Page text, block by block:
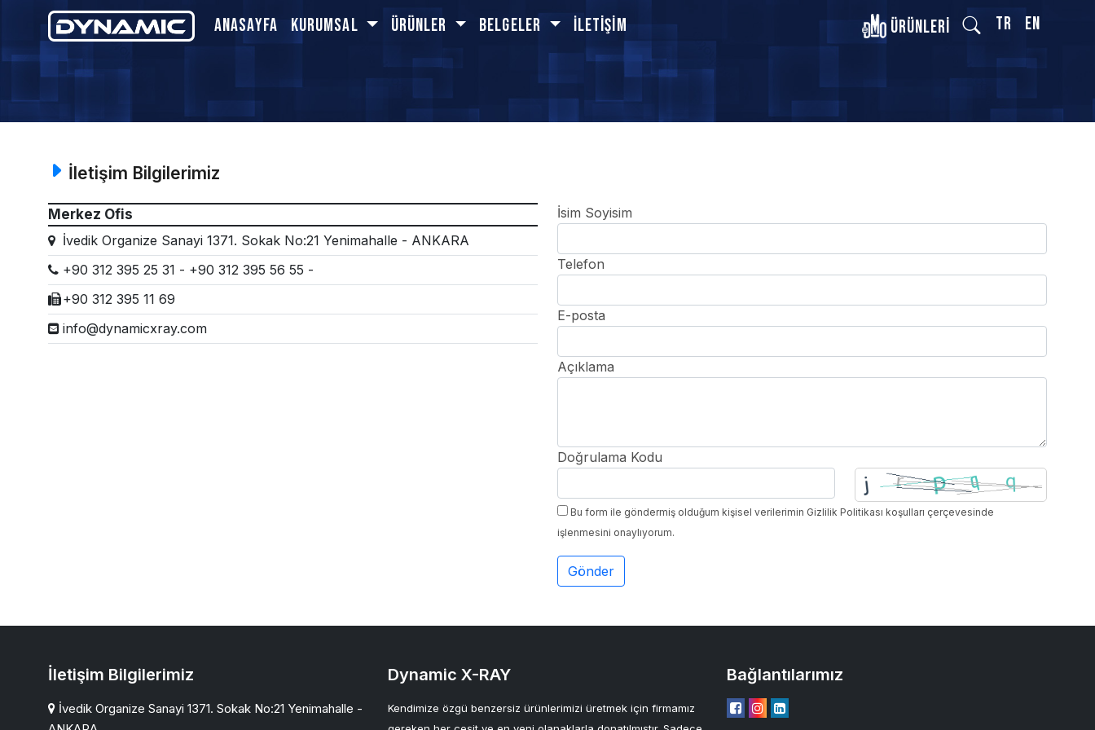
Anasayfa Kurumsal Ürünler BELGELER İletişim Ürünleri TR EN
İletişim Bilgilerimiz
Merkez Ofis
İvedik Organize Sanayi 1371. Sokak No:21 Yenimahalle - ANKARA
+90 312 395 25 31 - +90 312 395 56 55 -
+90 312 395 11 69
info@dynamicxray.com
İsim Soyisim
Telefon
E-posta
Açıklama
Doğrulama Kodu
Bu form ile göndermiş olduğum kişisel verilerimin Gizlilik Politikası koşulları çerçevesinde
işlenmesini onaylıyorum.
İletişim Bilgilerimiz
İvedik Organize Sanayi 1371. Sokak No:21 Yenimahalle -
Dynamic X-RAY
Kendimize özgü benzersiz ürünlerimizi üretmek için firmamız
Bağlantılarımız